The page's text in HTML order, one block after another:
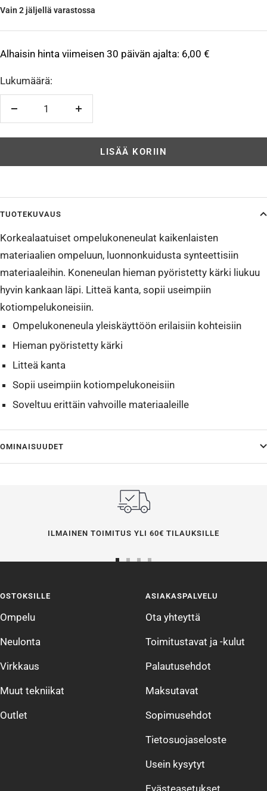
Vain 2 jäljellä varastossa
Alhaisin hinta viimeisen 30 päivän ajalta: 6,00 €
Lukumäärä:
Vähennä
LISÄÄ KORIIN
TUOTEKUVAUS
Korkealaatuiset ompelukoneneulat kaikenlaisten
materiaalien ompeluun, luonnonkuidusta synteettisiin
materiaaleihin. Koneneulan hieman pyöristetty kärki liukuu
hyvin kankaan läpi. Litteä kanta, sopii useimpiin
kotiompelukoneisiin.
Ompelukoneneula yleiskäyttöön erilaisiin kohteisiin
Hieman pyöristetty kärki
Litteä kanta
Sopii useimpiin kotiompelukoneisiin
Soveltuu erittäin vahvoille materiaaleille
OMINAISUUDET
ILMAINEN TOIMITUS YLI 60€ TILAUKSILLE
4
OSTOKSILLE
Ompelu
Neulonta
Virkkaus
Muut tekniikat
Outlet
ASIAKASPALVELU
Ota yhteyttä
Toimitustavat ja -kulut
Palautusehdot
Maksutavat
Sopimusehdot
Tietosuojaseloste
Usein kysytyt